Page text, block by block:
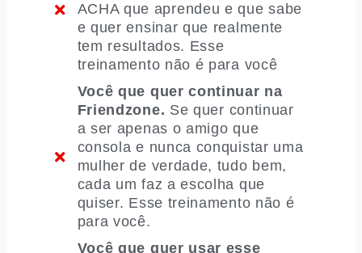
ACHA que aprendeu e que sabe
e quer ensinar que realmente
tem resultados. Esse
treinamento não é para você
Você que quer continuar na
Friendzone. Se quer continuar
a ser apenas o amigo que
consola e nunca conquistar uma
mulher de verdade, tudo bem,
cada um faz a escolha que
quiser. Esse treinamento não é
para você.
Você que quer usar esse